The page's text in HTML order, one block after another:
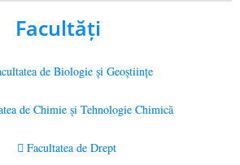
Facultăţi
de Biologie și Geoștiințe
de Chimie şi Tehnologie Chimică
Facultatea de Drept